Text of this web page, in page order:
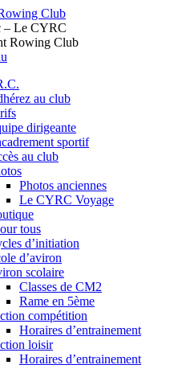
Club
– Le CYRC
au club
dirigeante
sportif
au club
Photos anciennes
Le CYRC Voyage
tous
d’initiation
d’aviron
scolaire
Classes de CM2
Rame en 5ème
compétition
Horaires d’entrainement
loisir
Horaires d’entrainement